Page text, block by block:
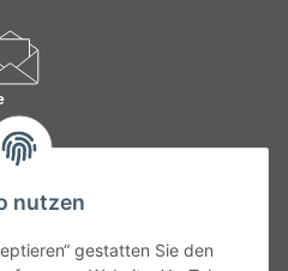
nutzen
gestatten Sie den